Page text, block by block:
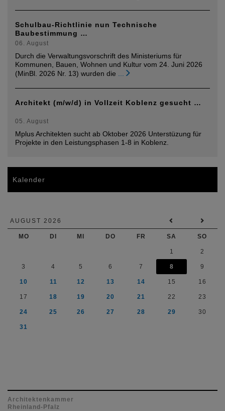
Schulbau-Richtlinie nun Technische
Baubestimmung …
06. August
Durch die Verwaltungsvorschrift des Ministeriums für
Kommunen, Bauen, Wohnen und Kultur vom 24. Juni 2026
(MinBl. 2026 Nr. 13) wurden die
Architekt (m/w/d) in Vollzeit Koblenz gesucht …
05. August
Mplus Architekten sucht ab Oktober 2026 Unterstüzung für
Projekte in den Leistungsphasen 1-8 in Koblenz.
Kalender
AUGUST 2026
MO DI MI DO FR SA SO
1 2
3 4 5 6 7 8 9
10 11 12 13 14 15 16
17 18 19 20 21 22 23
24 25 26 27 28 29 30
31
Architektenkammer
Rheinland-Pfalz